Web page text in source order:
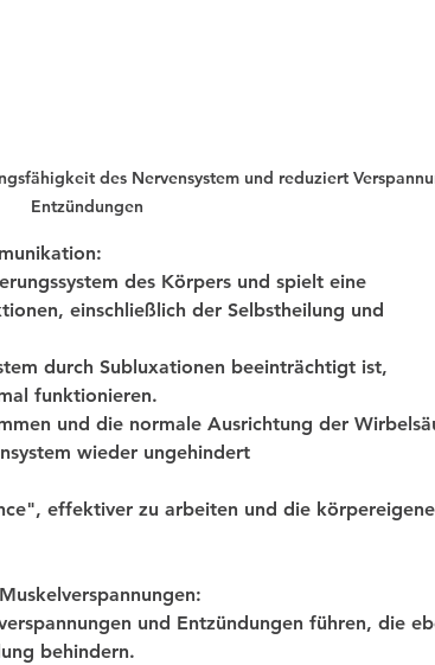
des Nervensystem und reduziert
Entzündungen
des Körpers und spielt eine
einschließlich der Selbstheilung und
durch Subluxationen beeinträchtigt ist,
funktionieren.
und die normale Ausrichtung der
wieder ungehindert
effektiver zu arbeiten und die
und Entzündungen führen, die
behindern.